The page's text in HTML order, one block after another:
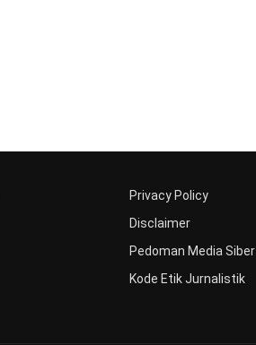
Privacy Policy
Disclaimer
Pedoman Media Siber
Kode Etik Jurnalistik